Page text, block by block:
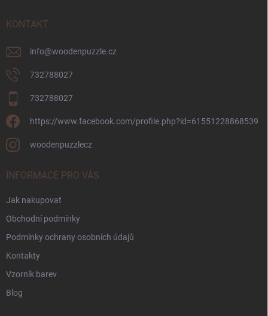
KONTAKT
info@woodenpuzzle.cz
732788027
732788027
https://www.facebook.com/profile.php?id=61551228868539
woodenpuzzlecz
INFORMACE PRO VÁS
Jak nakupovat
Obchodní podmínky
Podmínky ochrany osobních údajů
Kontakty
Vzorník barev
Blog